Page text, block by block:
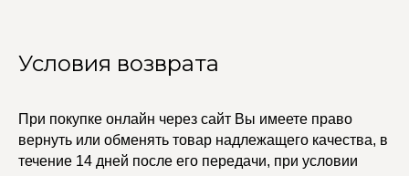
Условия возврата
При покупке онлайн через сайт Вы имеете право
вернуть или обменять товар надлежащего качества, в
течение 14 дней после его передачи, при условии
УЧАСТВУЙТЕ В НАШЕЙ